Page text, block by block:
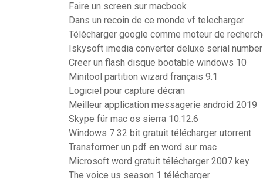
Faire un screen sur macbook
Dans un recoin de ce monde vf telecharger
Télécharger google comme moteur de
Iskysoft imedia converter deluxe serial number
Creer un flash disque bootable windows 10
Minitool partition wizard français 9.1
Logiciel pour capture décran
Meilleur application messagerie android 2019
Skype für mac os sierra 10.12.6
Windows 7 32 bit gratuit télécharger utorrent
Transformer un pdf en word sur mac
Microsoft word gratuit télécharger 2007 key
The voice us season 1 télécharger